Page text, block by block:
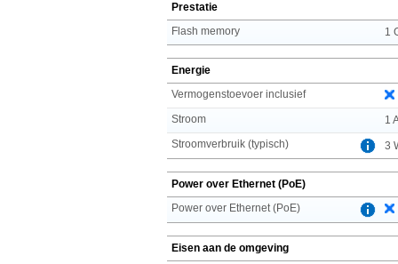
Prestatie
Flash memory
1
Energie
Vermogenstoevoer inclusief
Stroom
1
Stroomverbruik (typisch)
3
Power over Ethernet (PoE)
Power over Ethernet (PoE)
Eisen aan de omgeving